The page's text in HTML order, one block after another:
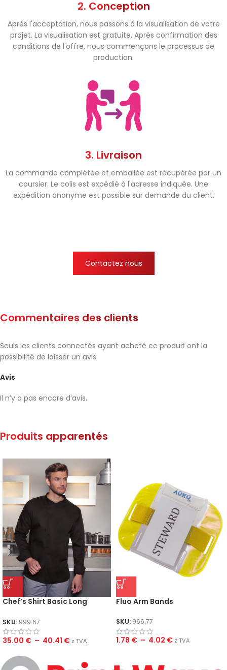
2. Conception
Après l'acceptation, nous passons à la visualisation de votre
projet. La visualisation est gratuite. Après confirmation des
conditions de l'offre, nous commençons le processus de
production.
3. Livraison
La commande complétée et emballée est récupérée par un
coursier. Le colis est expédié à l'adresse indiquée. Une
expédition anonyme est possible sur demande du client.
Contactez nous
Commentaires des clients
Avis
Il n’y a pas encore d’avis.
Seuls les clients connectés ayant acheté ce produit ont la
possibilité de laisser un avis.
Produits apparentés
Chef’s Shirt Basic Long
SKU: 999.67
35.00 € – 40.41 € z TVA
Fluo Arm Bands
SKU: 966.77
1.78 € – 4.02 € z TVA